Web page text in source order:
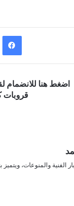
اضغط هنا
قروبات
الفنية والمنوعات، ويتميز